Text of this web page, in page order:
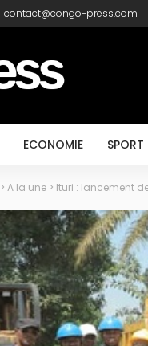
contact@congo-press.com
ECONOMIE SPORT
> A la une > Ituri : lancement